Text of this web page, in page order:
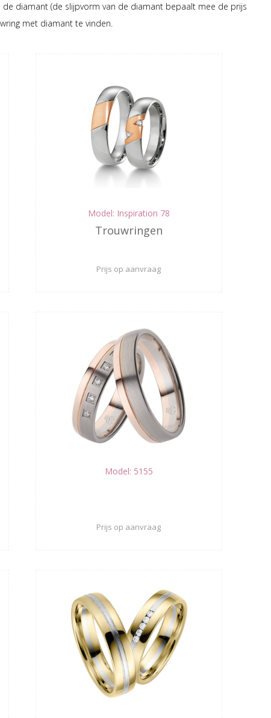
diamant (de slijpvorm van de diamant bepaalt mee de prijs
met diamant te vinden.
Model: Inspiration 78
Trouwringen
Prijs op aanvraag
Model: 5155
Prijs op aanvraag